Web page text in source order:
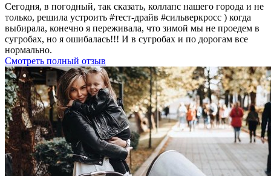
Сегодня, в погодный, так сказать, коллапс нашего города и не
только, решила устроить #тест-драйв #сильверкросс ) когда
выбирала, конечно я переживала, что зимой мы не проедем в
сугробах, но я ошибалась!!! И в сугробах и по дорогам все
нормально.
Смотреть полный отзыв